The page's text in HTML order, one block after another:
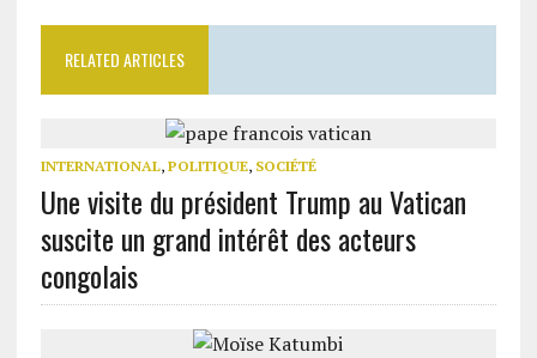
RELATED ARTICLES
INTERNATIONAL, POLITIQUE, SOCIÉTÉ
Une visite du président Trump au Vatican
suscite un grand intérêt des acteurs
congolais